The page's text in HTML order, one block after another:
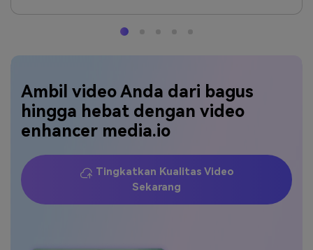
Ambil video Anda dari bagus
hingga hebat dengan video
enhancer media.io
Tingkatkan Kualitas Video
Sekarang